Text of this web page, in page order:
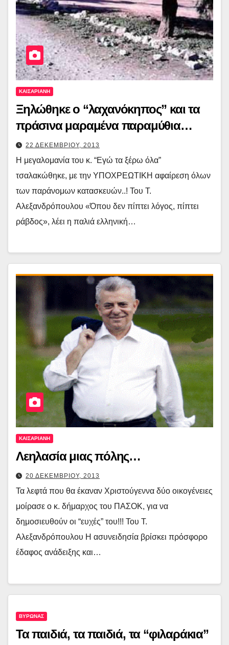
ΚΑΙΣΑΡΙΑΝΗ
Ξηλώθηκε ο “λαχανόκηπος” και τα
πράσινα μαραμένα παραμύθια…
22 ΔΕΚΕΜΒΡΙΟΥ, 2013
Η μεγαλομανία του κ. “Εγώ τα ξέρω όλα”
τσαλακώθηκε, με την ΥΠΟΧΡΕΩΤΙΚΗ αφαίρεση όλων
των παράνομων κατασκευών..! Του Τ.
Αλεξανδρόπουλου «Όπου δεν πίπτει λόγος, πίπτει
ράβδος», λέει η παλιά ελληνική…
ΚΑΙΣΑΡΙΑΝΗ
Λεηλασία μιας πόλης…
20 ΔΕΚΕΜΒΡΙΟΥ, 2013
Τα λεφτά που θα έκαναν Χριστούγεννα δύο οικογένειες
μοίρασε ο κ. δήμαρχος του ΠΑΣΟΚ, για να
δημοσιευθούν οι “ευχές” του!!! Του Τ.
Αλεξανδρόπουλου Η ασυνειδησία βρίσκει πρόσφορο
έδαφος ανάδειξης και…
ΒΥΡΩΝΑΣ
Τα παιδιά, τα παιδιά, τα “φιλαράκια”